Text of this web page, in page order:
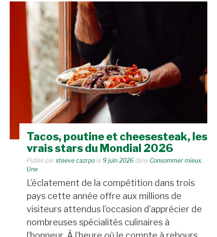
Tacos, poutine et cheesesteak, les
vrais stars du Mondial 2026
Publié par steeve cazrpo le 9 juin 2026 dans Consommer mieux,
Une
L’éclatement de la compétition dans trois
pays cette année offre aux millions de
visiteurs attendus l’occasion d’apprécier de
nombreuses spécialités culinaires à